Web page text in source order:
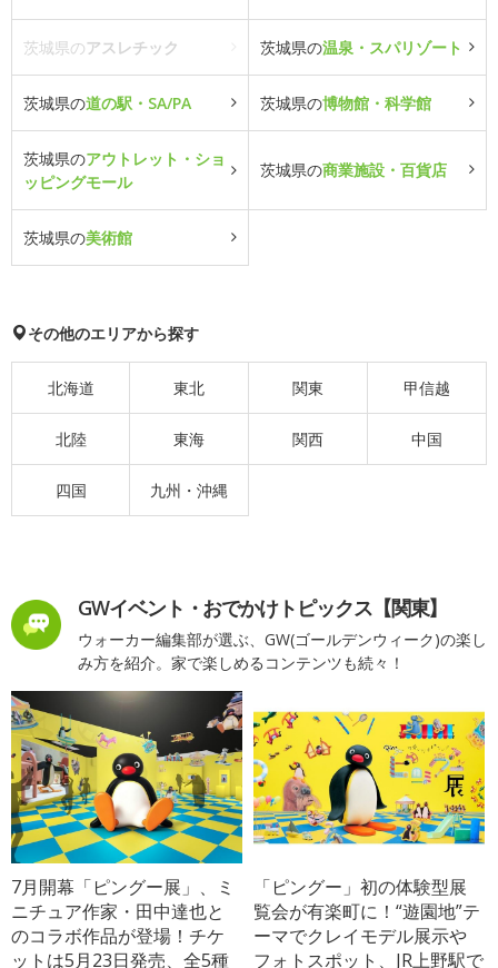
茨城県のアスレチック 茨城県の温泉・スパリゾート
茨城県の道の駅・SA/PA 茨城県の博物館・科学館
茨城県のアウトレット・ショ
ッピングモール
茨城県の商業施設・百貨店
茨城県の美術館
その他のエリアから探す
北海道 東北 関東 甲信越
北陸 東海 関西 中国
四国 九州・沖縄
GWイベント・おでかけトピックス【関東】
ウォーカー編集部が選ぶ、GW(ゴールデンウィーク)の楽し
み方を紹介。家で楽しめるコンテンツも続々！
7月開幕「ピングー展」、ミ
ニチュア作家・田中達也と
のコラボ作品が登場！チケ
ットは5月23日発売、全5種
「ピングー」初の体験型展
覧会が有楽町に！“遊園地”テ
ーマでクレイモデル展示や
フォトスポット、JR上野駅で